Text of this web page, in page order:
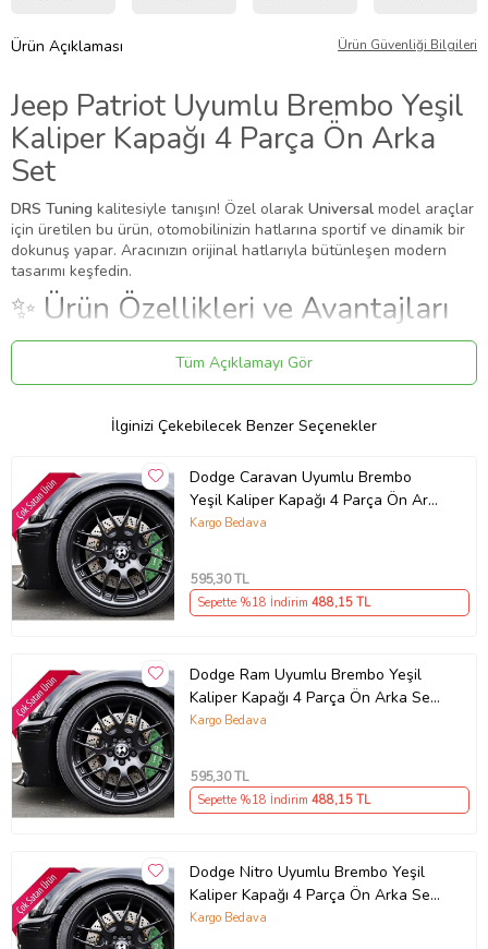
Ürün Açıklaması Ürün Güvenliği Bilgileri
Jeep Patriot Uyumlu Brembo Yeşil
Kaliper Kapağı 4 Parça Ön Arka
Set
DRS Tuning kalitesiyle tanışın! Özel olarak Universal model araçlar
için üretilen bu ürün, otomobilinizin hatlarına sportif ve dinamik bir
dokunuş yapar. Aracınızın orijinal hatlarıyla bütünleşen modern
tasarımı keşfedin.
✨ Ürün Özellikleri ve Avantajları
✔Birebir Uyum:Aracınızın orijinal ölçülerine sadık kalınarak
✔Malzeme:Dayanıklı ve uzun ömürlü malzeme.
Jant ve kaliper arasından en az 2 cm boşluk olan araçlarda
Kaliper tiplerine göre ufak çapta uygun kesme işlemi yapılabilir
Yüksek ısıya dayanıklı maddeden üretilmiştir.
●Fren merkezi üzerine yapıştırarak veya vidalanarak monte
edilebilir
●Araç kaliper sistemine göre ufak çapta kesme işlemi gerekebilir
●Diğer ithal ürünler gibi boyama değildir. Sonradan rengi asla
solmaz.
Montaj: Yapıştırma / Kaplama
monte edilir. Montaj için çift taraflı bant veya silikon kullanılması
önerilir. Orijinal parçayı sökmenize gerek yoktur.
Paket İçeriği
Ön arka olarak 2 büyük 2 küçük toplamda 4 adet gönderilir.
:Kaliper Kapağı (Ön arka olarak 2 büyük 2 küçük toplamda 4 adet
gönderilir.)
2 Adet Ön (27,5 x 7,8 x 5,8 CM)
Güvenli Teslimat
Siparişleriniz darbe emici özel ambalajlarla, kargoda zarar
görmeyecek şekilde paketlenerek tarafınıza ulaştırılır. %100
Müşteri memnuniyeti garantisiyle.
Tüm Açıklamayı Gör
İlginizi Çekebilecek Benzer Seçenekler
Dodge Caravan Uyumlu Brembo
Yeşil Kaliper Kapağı 4 Parça Ön Arka
Set (Karışık)
Kargo Bedava
595,30 TL
Sepette %18 İndirim 488,15 TL
Dodge Ram Uyumlu Brembo Yeşil
Kaliper Kapağı 4 Parça Ön Arka Set
(Karışık)
Kargo Bedava
595,30 TL
Sepette %18 İndirim 488,15 TL
Dodge Nitro Uyumlu Brembo Yeşil
Kaliper Kapağı 4 Parça Ön Arka Set
(Karışık)
Kargo Bedava